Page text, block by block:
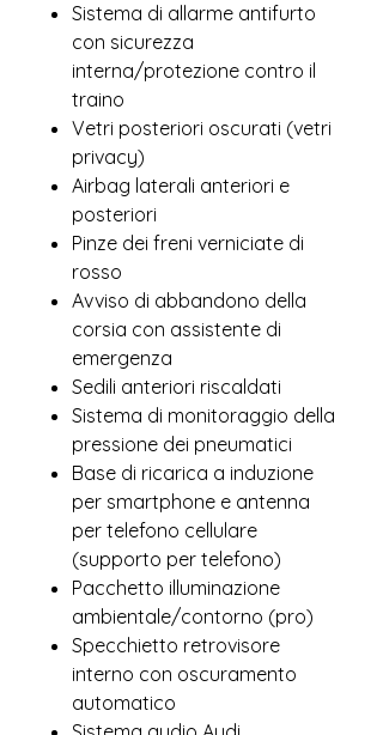
Sistema di allarme antifurto
con sicurezza
interna/protezione contro il
traino
Vetri posteriori oscurati (vetri
privacy)
Airbag laterali anteriori e
posteriori
Pinze dei freni verniciate di
rosso
Avviso di abbandono della
corsia con assistente di
emergenza
Sedili anteriori riscaldati
Sistema di monitoraggio della
pressione dei pneumatici
Base di ricarica a induzione
per smartphone e antenna
per telefono cellulare
(supporto per telefono)
Pacchetto illuminazione
ambientale/contorno (pro)
Specchietto retrovisore
interno con oscuramento
automatico